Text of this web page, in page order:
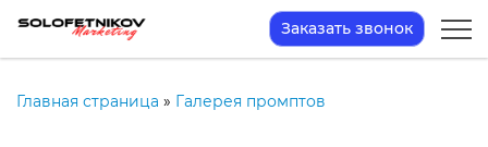
Заказать звонок
Главная страница » Галерея промптов